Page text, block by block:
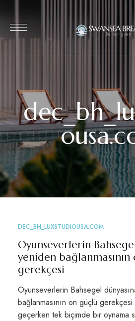
DEC_BH_LUXSTUDIOUSA.COM
Oyunseverlerin
yeniden
gerekçesi
Oyunseverlerin Bahsegel
bağlanmasının on güçlü
geçerken tek biçimde bir oynama